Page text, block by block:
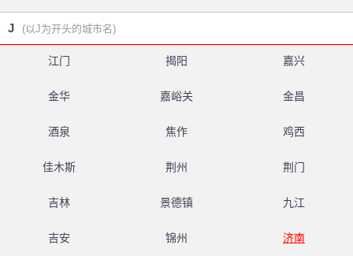
J (以J为开头的城市名)
江门 揭阳 嘉兴
金华 嘉峪关 金昌
酒泉 焦作 鸡西
佳木斯 荆州 荆门
吉林 景德镇 九江
吉安 锦州 济南